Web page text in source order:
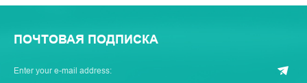
ПОЧТОВАЯ ПОДПИСКА